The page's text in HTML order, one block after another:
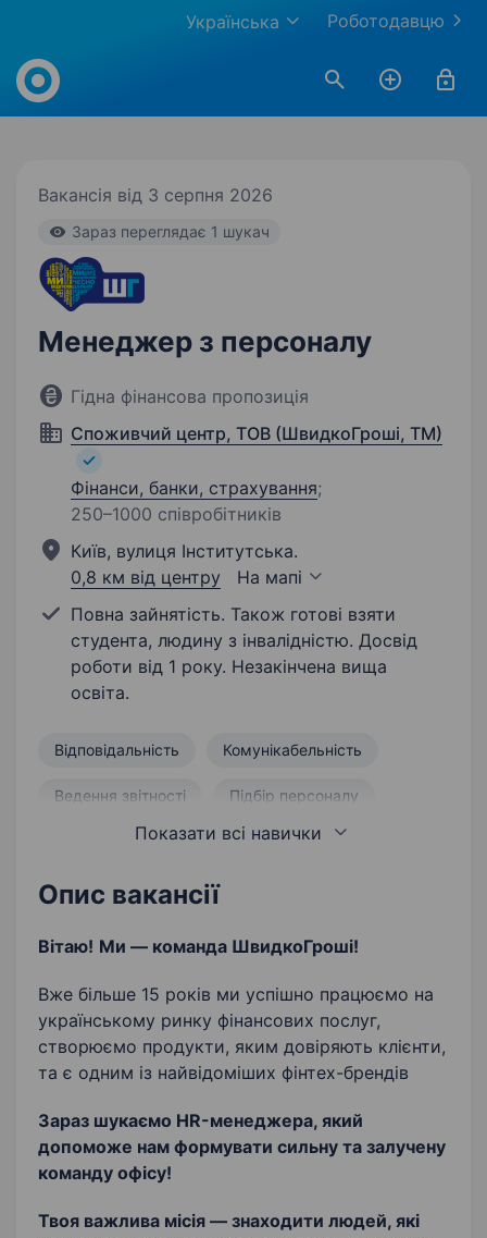
Роботодавцю
Українська
Work.ua
Вакансія від 3 серпня 2026
Зараз переглядає 1 шукач
Менеджер з персоналу
Гідна фінансова пропозиція
Споживчий центр, ТОВ (ШвидкоГроші, ТМ)
Фінанси, банки, страхування;
250–1000 співробітників
Київ, вулиця Інститутська.
0,8 км від центру
На мапі
Повна зайнятість. Також готові взяти
студента, людину з інвалідністю. Досвід
роботи від 1 року. Незакінчена вища
освіта.
Відповідальність Комунікабельність
Ведення звітності Підбір персоналу
Проведення співбесід Щирість
Користувач ПК
Показати всі навички
Опис вакансії
Вітаю! Ми — команда ШвидкоГроші!
Вже більше 15 років ми успішно працюємо на
українському ринку фінансових послуг,
створюємо продукти, яким довіряють клієнти,
та є одним із найвідоміших фінтех-брендів
Зараз шукаємо HR-менеджера, який
допоможе нам формувати сильну та залучену
команду офісу!
Твоя важлива місія — знаходити людей, які